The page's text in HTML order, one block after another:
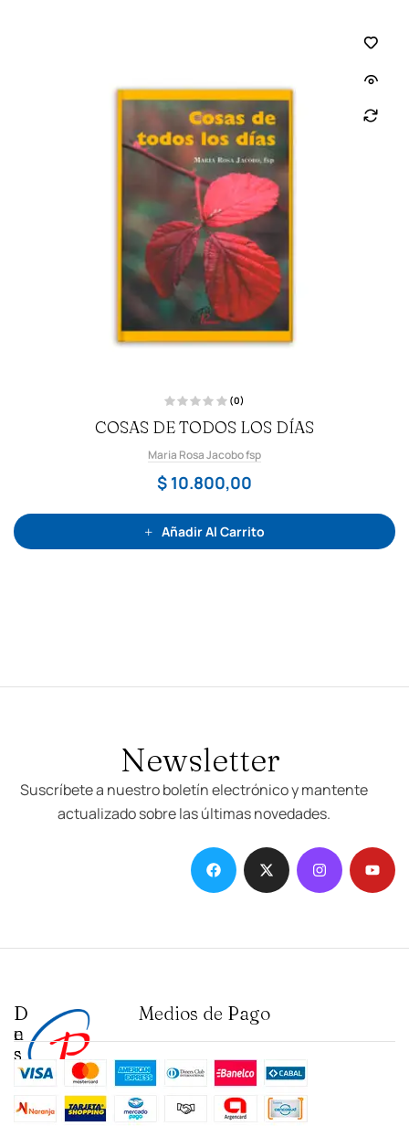
a
l
r
a
d
o
n
0
d
(0)
COSAS DE TODOS LOS DÍAS
Maria Rosa Jacobo fsp
$ 10.800,00
Añadir Al Carrito
Newsletter
Suscríbete a nuestro boletín electrónico y mantente
actualizado sobre las últimas novedades.
D
e
s
t
a
c
I
n
s
t
i
t
Medios de Pago